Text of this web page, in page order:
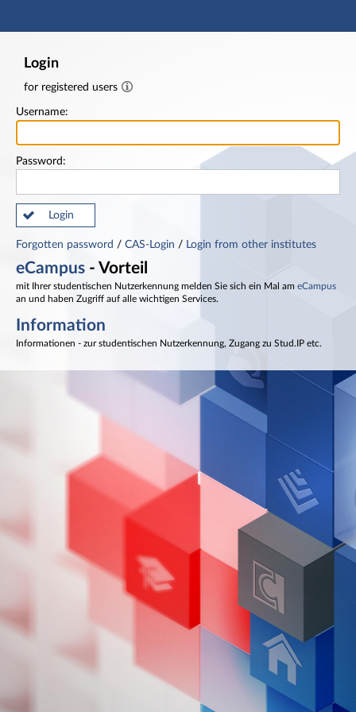
Main navigation
Login
for registered users
Username:
Password:
Login
Forgotten password / CAS-Login / Login from other institutes
eCampus - Vorteil
mit Ihrer studentischen Nutzerkennung melden Sie sich ein Mal am eCampus
an und haben Zugriff auf alle wichtigen Services.
Information
Informationen - zur studentischen Nutzerkennung, Zugang zu Stud.IP etc.